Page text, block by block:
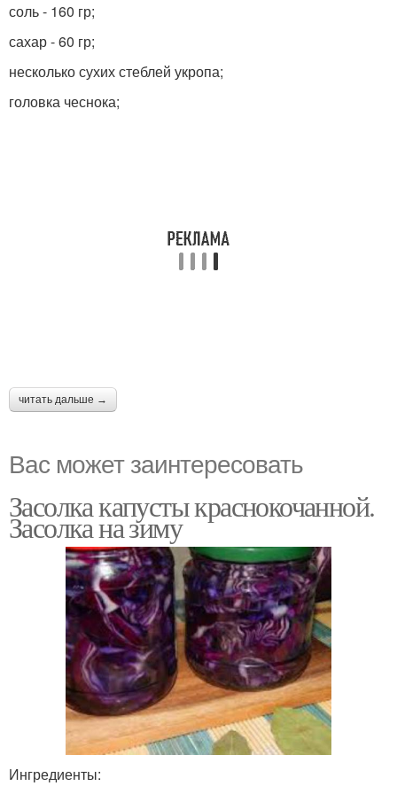
соль - 160 гр;
сахар - 60 гр;
несколько сухих стеблей укропа;
головка чеснока;
читать дальше →
Вас может заинтересовать
Засолка капусты краснокочанной.
Засолка на зиму
Ингредиенты: